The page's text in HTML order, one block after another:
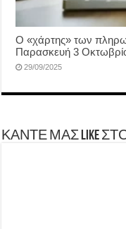
Ο «χάρτης» των
Παρασκευή 3
29/09/2025
ΚΑΝΤΕ ΜΑΣ LIKE ΣΤΟ